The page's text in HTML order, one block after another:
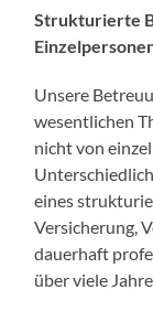
Strukturierte
Unsere
wesentlichen
nicht von
eines
Versicherung,
dauerhaft
über viele